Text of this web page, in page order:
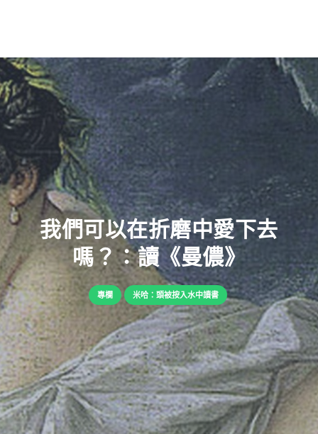
我們可以在折磨中愛下去
嗎？：讀《曼儂》
專欄 米哈：頭被按入水中讀書